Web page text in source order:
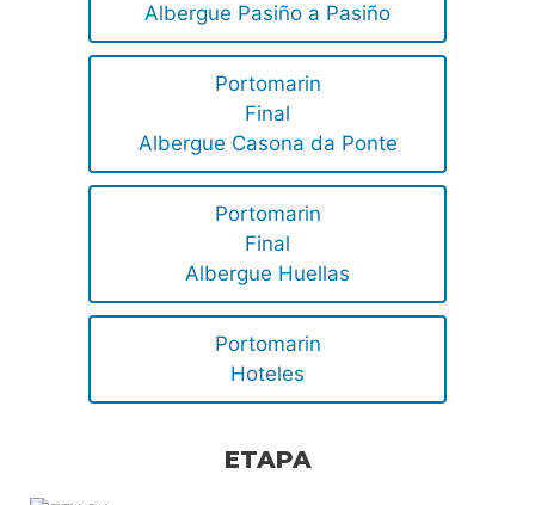
Albergue Pasiño a Pasiño
Portomarin
Final
Albergue Casona da Ponte
Portomarin
Final
Albergue Huellas
Portomarin
Hoteles
ETAPA